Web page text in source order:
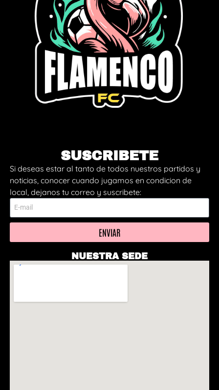
SUSCRIBETE
Si deseas estar al tanto de todos nuestros partidos y
noticias, conocer cuando jugamos en condicion de
local, dejanos tu correo y suscribete:
ENVIAR
NUESTRA SEDE